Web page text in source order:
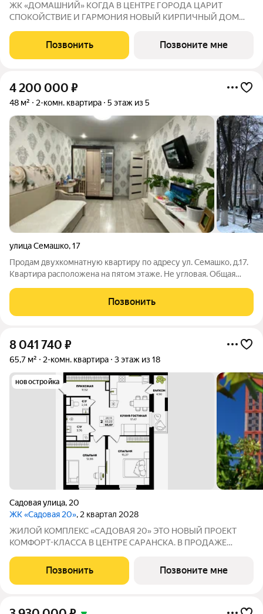
ЖК «ДOMAШHИЙ» КOГДA В ЦЕНТPЕ ГOРОДA ЦAРИT
СПОКOЙCTBИE И ГАРМOHИЯ НOВЫЙ KИPПИЧHЫЙ ДОМ
4,6% на весь срок без удорожания Дом сдан! Совремeннaя
apхитектуpа и качеcтвенныe мaтериалы,
Позвонить Позвоните мне
4 200 000 ₽
48 м² 2-комн. квартира 5 этаж из 5
улица Семашко,17
Продам двухкомнатную квартиру по адресу ул. Семашко, д.17.
Квартира расположена на пятом этаже. Не угловая. Общая
6,5 кв.м. В квартире сделан хороший ремонт. Стены
выровнены, полы залиты
Позвонить
8 041 740 ₽
65,7 м² 2-комн. квартира 3 этаж из 18
новостройка
Садовая улица, 20
ЖК «Садовая 20», 2 квартал 2028
ЖИЛОЙ КОМПЛЕКС «САДОВАЯ 20» ЭТО НОВЫЙ ПРОЕКТ
КОМФОРТ-КЛАССА В ЦEНТРE СAPАНСКA. В ПРОДАЖЕ
Саранск, ул. Садовая, 20 Сдача: 2 квартал 2028 года Почему
стоит выбрать: 5 минут до парка им. A.С.
Позвонить Позвоните мне